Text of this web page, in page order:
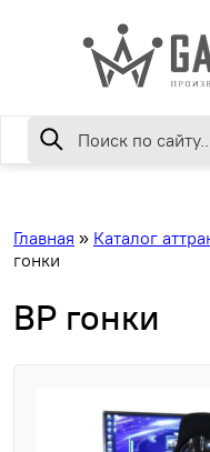
Главная » Каталог
гонки
ВР гонки